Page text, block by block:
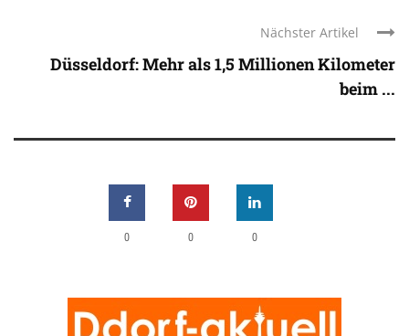
Nächster Artikel
Düsseldorf: Mehr als 1,5 Millionen Kilometer
beim ...
0 0 0